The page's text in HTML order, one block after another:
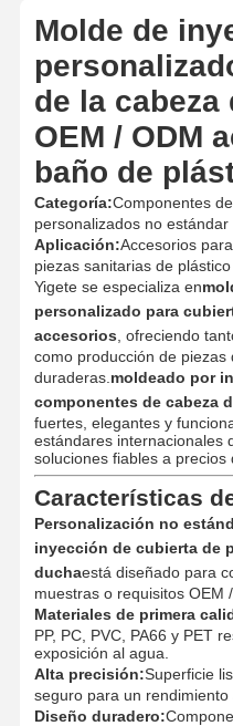
Molde de
de la cabeza
OEM / ODM
baño de
Categoría:Componentes
personalizados no estándar
Aplicación:Accesorios
piezas sanitarias de plástico
Yigete se especializa en
personalizado para
accesorios , ofreciendo
como producción de piezas
duraderas. moldeado por
componentes de cabeza
fuertes, elegantes y
estándares internacionales
soluciones fiables a precios
Características
Personalización no
inyección de cubierta de
duchaestá diseñado para
muestras o requisitos OEM /
Materiales de primera
PP, PC, PVC, PA66 y PET
exposición al agua.
Alta precisión:Superficie
seguro para un rendimiento
Diseño duradero: